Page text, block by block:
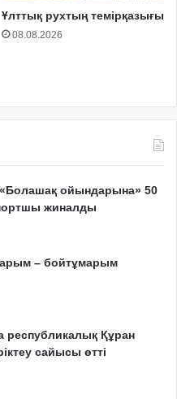
Ұлттық рухтың темірқазығы
08.08.2026
ойындарына» 50
жиналды
– бойтұмарым
республикалық Құран
сайысы өтті